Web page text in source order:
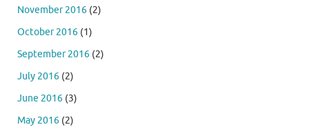
November 2016 (2)
October 2016 (1)
September 2016 (2)
July 2016 (2)
June 2016 (3)
May 2016 (2)